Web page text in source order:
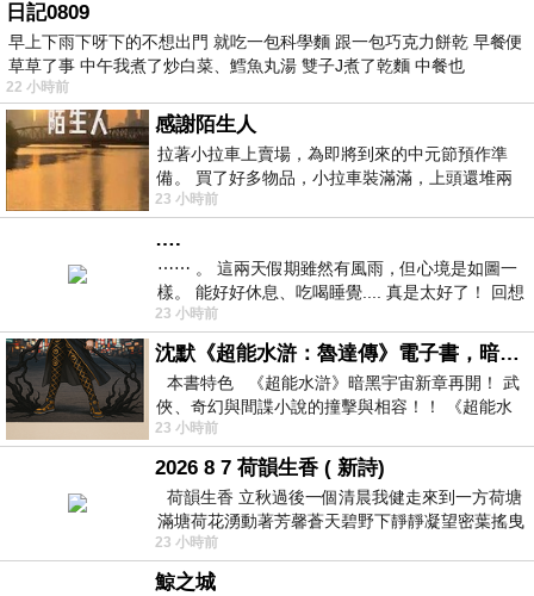
日記0809
早上下雨下呀下的不想出門 就吃一包科學麵 跟一包巧克力餅乾 早餐便
草草了事 中午我煮了炒白菜、鱈魚丸湯 雙子J煮了乾麵 中餐也
22 小時前
感謝陌生人
拉著小拉車上賣場，為即將到來的中元節預作準
備。 買了好多物品，小拉車裝滿滿，上頭還堆兩
紙箱。 雖辛苦了點，這點程度我一個人搬
23 小時前
….
⋯⋯ 。 這兩天假期雖然有風雨，但心境是如圖一
樣。 能好好休息、吃喝睡覺.... 真是太好了！ 回想
起來，以前根本就很難有這
23 小時前
沈默《超能水滸：魯達傳》電子書，暗黑宇宙新章，一一五年八月璀璨上架！
本書特色 《超能水滸》暗黑宇宙新章再開！ 武
俠、奇幻與間諜小說的撞擊與相容！！ 《超能水
滸》系列第四部
23 小時前
2026 8 7 荷韻生香 ( 新詩)
荷韻生香 立秋過後一個清晨我健走來到一方荷塘
滿塘荷花湧動著芳馨蒼天碧野下靜靜凝望密葉搖曳
幽泉中復有蛙鳴嘓嘓水波裡搖曳
23 小時前
鯨之城